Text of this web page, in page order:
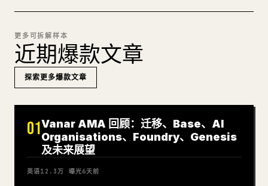
更多可拆解样本
近期爆款文章
探索更多爆款文章
01Vanar AMA 回顾：迁移、Base、AI
Organisations、Foundry、Genesis
及未来展望
英语12.3万 曝光6天前